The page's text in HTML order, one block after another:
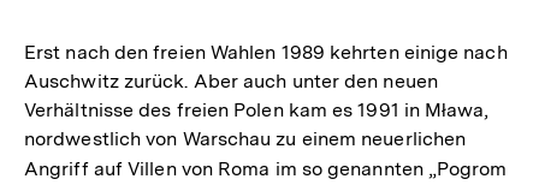
Erst nach den freien Wahlen 1989 kehrten einige nach
Auschwitz zurück. Aber auch unter den neuen
Verhältnisse des freien Polen kam es 1991 in Mława,
nordwestlich von Warschau zu einem neuerlichen
Angriff auf Villen von Roma im so genannten „Pogrom